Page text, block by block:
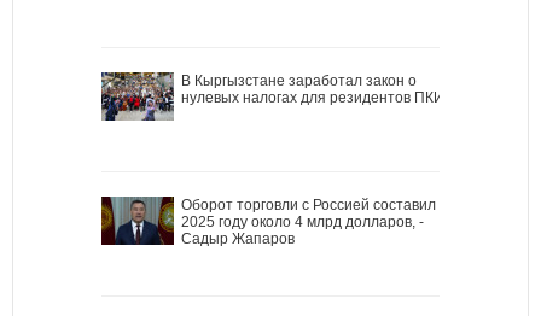
В Кыргызстане заработал закон о
нулевых налогах для резидентов ПКИ
Оборот торговли с Россией составил в
2025 году около 4 млрд долларов, -
Садыр Жапаров